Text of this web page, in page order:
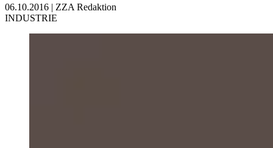
06.10.2016 | ZZA Redaktion
INDUSTRIE